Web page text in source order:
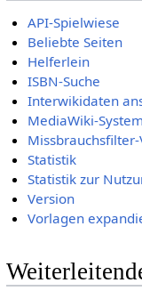
API-Spielwiese
Beliebte Seiten
Helferlein
ISBN-Suche
Interwikidaten
MediaWiki-
Statistik
Statistik zur
Version
Vorlagen